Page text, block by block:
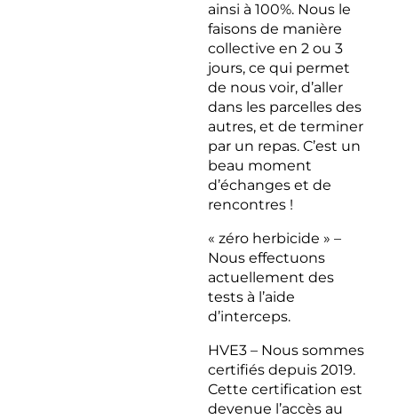
ainsi à 100%. Nous le
faisons de manière
collective en 2 ou 3
jours, ce qui permet
de nous voir, d’aller
dans les parcelles des
autres, et de terminer
par un repas. C’est un
beau moment
d’échanges et de
rencontres !
« zéro herbicide » –
Nous effectuons
actuellement des
tests à l’aide
d’interceps.
HVE3 – Nous sommes
certifiés depuis 2019.
Cette certification est
devenue l’accès au